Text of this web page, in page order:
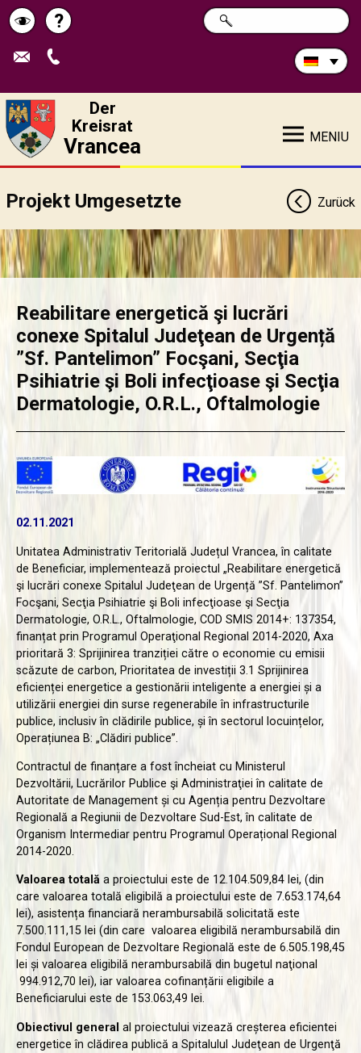
Schimbă
contrastul
Pagina
de
?
Durchsuchen
Sie
SUCHE
Der
Kreisrat
Vrancea MENIU
Projekt Umgesetzte Zurück
Reabilitare energetică şi lucrări
conexe Spitalul Judeţean de Urgență
”Sf. Pantelimon” Focşani, Secţia
Psihiatrie şi Boli infecţioase şi Secţia
Dermatologie, O.R.L., Oftalmologie
02.11.2021
Unitatea Administrativ Teritorială Județul Vrancea, în calitate
de Beneficiar, implementează proiectul „Reabilitare energetică
şi lucrări conexe Spitalul Judeţean de Urgență ”Sf. Pantelimon”
Focşani, Secţia Psihiatrie şi Boli infecţioase şi Secţia
Dermatologie, O.R.L., Oftalmologie, COD SMIS 2014+: 137354,
finanțat prin Programul Operaţional Regional 2014-2020, Axa
prioritară 3: Sprijinirea tranziției către o economie cu emisii
scăzute de carbon, Prioritatea de investiții 3.1 Sprijinirea
eficienței energetice a gestionării inteligente a energiei și a
utilizării energiei din surse regenerabile în infrastructurile
publice, inclusiv în clădirile publice, și în sectorul locuințelor,
Operațiunea B: „Clădiri publice”.
Contractul de finanțare a fost încheiat cu Ministerul
Dezvoltării, Lucrărilor Publice şi Administraţiei în calitate de
Autoritate de Management și cu Agenția pentru Dezvoltare
Regională a Regiunii de Dezvoltare Sud-Est, în calitate de
Organism Intermediar pentru Programul Operațional Regional
2014-2020.
Valoarea totală a proiectului este de 12.104.509,84 lei, (din
care valoarea totală eligibilă a proiectului este de 7.653.174,64
lei), asistența financiară nerambursabilă solicitată este
7.500.111,15 lei (din care valoarea eligibilă nerambursabilă din
Fondul European de Dezvoltare Regională este de 6.505.198,45
lei și valoarea eligibilă nerambursabilă din bugetul naţional
994.912,70 lei), iar valoarea cofinanțării eligibile a
Beneficiarului este de 153.063,49 lei.
Obiectivul general al proiectului vizează creșterea eficientei
energetice în clădirea publică a Spitalulul Judeţean de Urgenţă